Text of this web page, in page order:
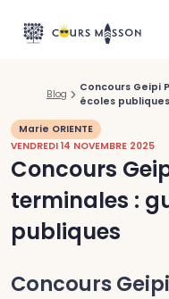
Blog
Concours Geipi
écoles publiques
Marie ORIENTE
VENDREDI 14 NOVEMBRE 2025
Concours
terminales :
publiques
Concours